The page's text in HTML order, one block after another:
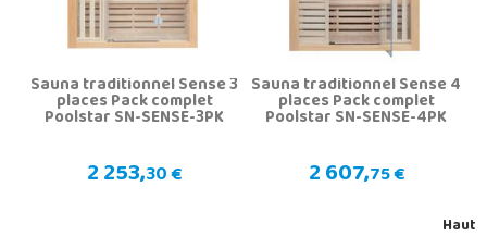
Sauna traditionnel Sense 3
places Pack complet
Poolstar SN-SENSE-3PK
2 253,30 €
Sauna traditionnel Sense 4
places Pack complet
Poolstar SN-SENSE-4PK
2 607,75 €
Haut